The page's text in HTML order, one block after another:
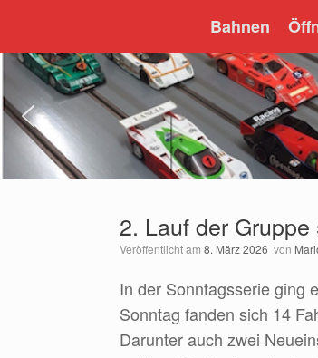
Bahnen
2. Lauf der
Veröffentlicht am 8. März 2026 von
In der Sonntagsserie ging
Sonntag fanden sich 14
Darunter auch zwei